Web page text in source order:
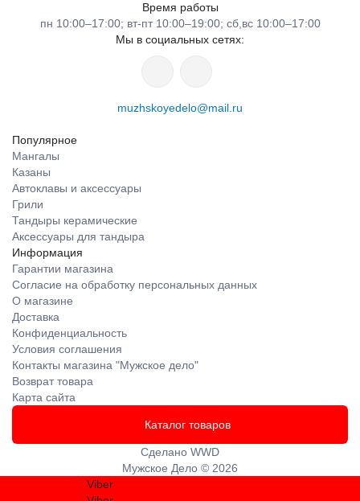
Время работы
пн 10:00–17:00; вт-пт 10:00–19:00; сб,вс 10:00–17:00
Мы в социальных сетях:
muzhskoyedelo@mail.ru
Популярное
Мангалы
Казаны
Автоклавы и аксессуары
Грили
Тандыры керамические
Аксессуары для тандыра
Информация
Гарантии магазина
Согласие на обработку персональных данных
О магазине
Доставка
Конфиденциальность
Условия соглашения
Контакты магазина "Мужское дело"
Возврат товара
Карта сайта
Каталог товаров
Сделано WWD
Мужское Дело © 2026
Viber